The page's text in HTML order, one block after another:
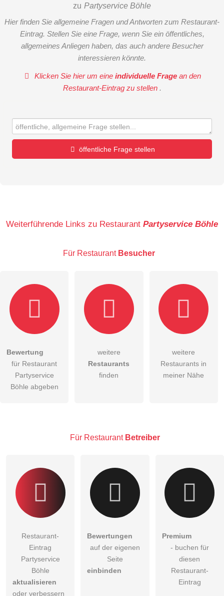
zu Partyservice Böhle
Hier finden Sie allgemeine Fragen und Antworten zum Restaurant-
Eintrag. Stellen Sie eine Frage, wenn Sie ein öffentliches,
allgemeines Anliegen haben, das auch andere Besucher
interessieren könnte.
Klicken Sie hier um eineindividuelle Frage an den
Restaurant-Eintrag zu stellen .
öffentliche Frage stellen
E-Mail-Adresse (wird nicht veröffentlicht)
Hiermit akzeptiere ich dieAGB
DieDatenschutzerklärung habe ich zur Kenntnis genommen.
Besucher sichtbar.
Weiterführende Links zu Restaurant Partyservice Böhle
Für Restaurant Besucher
Bewertung
für Restaurant
Partyservice
Böhle abgeben
weitere
Restaurants
finden
weitere
Restaurants in
meiner Nähe
Für Restaurant Betreiber
Restaurant-
Eintrag
Partyservice
Böhle
aktualisieren
oder verbessern
Bewertungen
auf der eigenen
Seite
einbinden
Premium
- buchen für
diesen
Restaurant-
Eintrag